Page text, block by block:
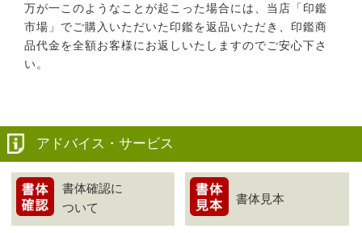
万が一このようなことが起こった場合には、当店「印鑑
市場」でご購入いただいた印鑑を返品いただき、印鑑商
品代金を全額お客様にお返しいたしますのでご安心下さ
い。
アドバイス・サービス
書体確認に
ついて
書体見本